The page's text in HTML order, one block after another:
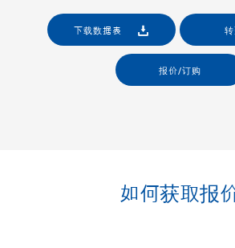
下载数据表
报价/订购
如何获取报